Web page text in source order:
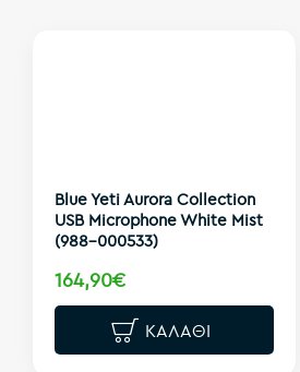
Blue Yeti Aurora Collection
USB Microphone White Mist
(988-000533)
164,90€
ΚΑΛΆΘΙ